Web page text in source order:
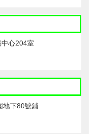
心204室
地下80號鋪